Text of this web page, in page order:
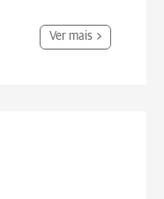
Ver mais